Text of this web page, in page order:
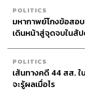
POLITICS
มหากาพย์โกงข้อสอ
เดินหน้าสู่จุดจบในสั
POLITICS
เส้นทางคดี 44 สส.
จะรู้ผลเมื่อไร